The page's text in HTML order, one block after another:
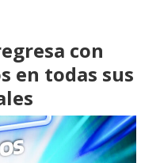
con
en todas sus